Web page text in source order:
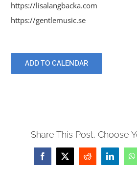
https://lisalangbacka.com
https://gentlemusic.se
ADD TO CALENDAR
Share This Post, Choose
Facebook
X Reddit LinkedIn